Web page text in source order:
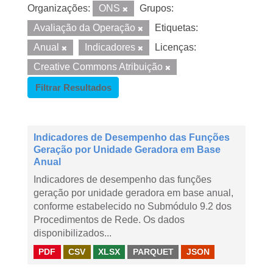
Organizações: ONS
Grupos:
Avaliação da Operação
Etiquetas:
Anual
Indicadores
Licenças:
Creative Commons Atribuição
Filtrar Resultados
Indicadores de Desempenho das Funções
Geração por Unidade Geradora em Base
Anual
Indicadores de desempenho das funções
geração por unidade geradora em base anual,
conforme estabelecido no Submódulo 9.2 dos
Procedimentos de Rede. Os dados
disponibilizados...
PDF CSV XLSX PARQUET JSON